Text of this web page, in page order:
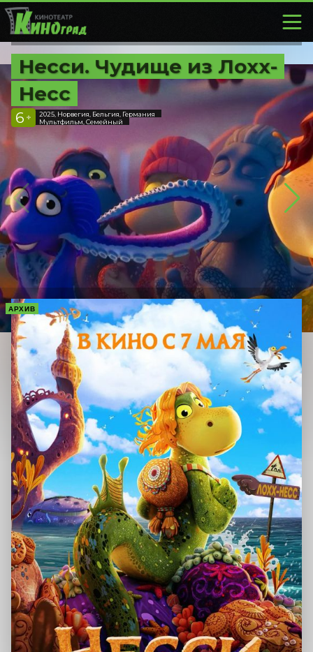
Несси. Чудище из Лохх-
Несс
6 +
2025, Норвегия, Бельгия, Германия
Мультфильм, Семейный
АРХИВ